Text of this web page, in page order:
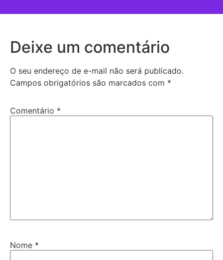
Deixe um comentário
O seu endereço de e-mail não será publicado.
Campos obrigatórios são marcados com *
Comentário *
Nome *